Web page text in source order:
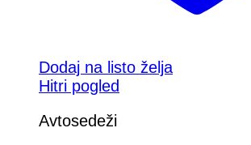
Dodaj na listo želja
Hitri pogled
Avtosedeži